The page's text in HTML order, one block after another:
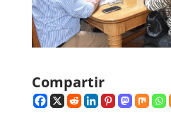
Compartir